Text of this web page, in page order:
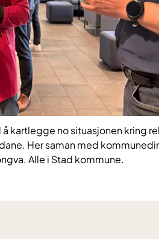
kartlegge no situasjonen kring
Her saman med
Alle i Stad kommune.